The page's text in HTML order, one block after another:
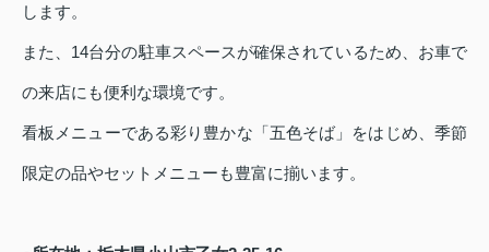
します。
また、14台分の駐車スペースが確保されているため、お車で
の来店にも便利な環境です。
看板メニューである彩り豊かな「五色そば」をはじめ、季節
限定の品やセットメニューも豊富に揃います。